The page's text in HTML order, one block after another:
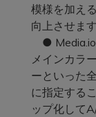
模様を加え
向上させます
● Media.io
メインカラ
ーといった
に指定する
ップ化して